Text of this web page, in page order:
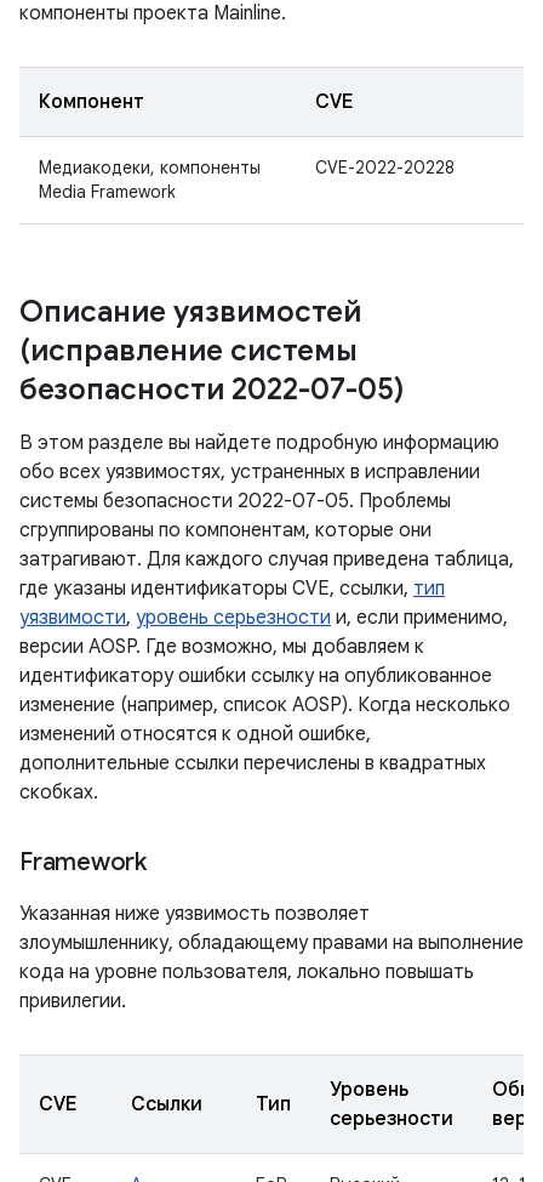
компоненты проекта Mainline.
Компонент CVE
Медиакодеки, компоненты
Media Framework
CVE-2022-20228
Описание уязвимостей
(исправление системы
безопасности 2022-07-05)
В этом разделе вы найдете подробную информацию
обо всех уязвимостях, устраненных в исправлении
системы безопасности 2022-07-05. Проблемы
сгруппированы по компонентам, которые они
затрагивают. Для каждого случая приведена таблица,
где указаны идентификаторы CVE, ссылки, тип
уязвимости, уровень серьезности и, если применимо,
версии AOSP. Где возможно, мы добавляем к
идентификатору ошибки ссылку на опубликованное
изменение (например, список AOSP). Когда несколько
изменений относятся к одной ошибке,
дополнительные ссылки перечислены в квадратных
скобках.
Framework
Указанная ниже уязвимость позволяет
злоумышленнику, обладающему правами на выполнение
кода на уровне пользователя, локально повышать
привилегии.
CVE Ссылки Тип
Уровень
серьезности